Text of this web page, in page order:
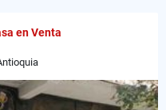
en Venta